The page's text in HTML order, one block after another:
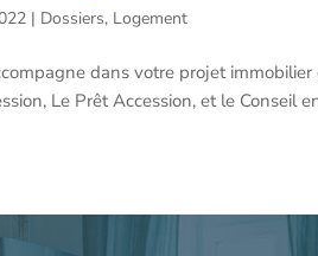
| Dossiers, Logement
dans votre projet
Le Prêt Accession, et le Conseil